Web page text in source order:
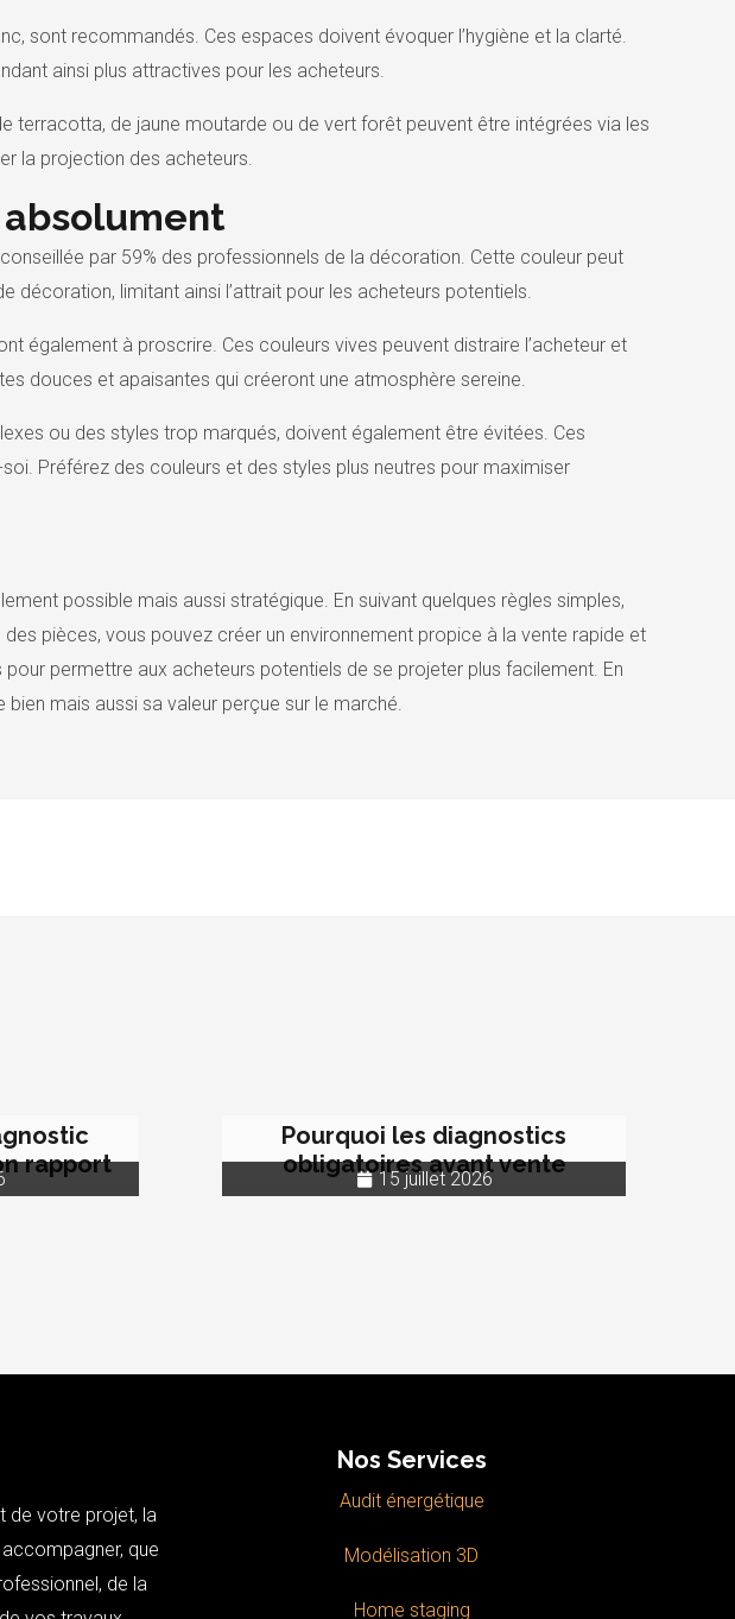
sont recommandés. Ces espaces doivent évoquer l’hygiène et la clarté.
ainsi plus attractives pour les acheteurs.
terracotta, de jaune moutarde ou de vert forêt peuvent être intégrées via les
la projection des acheteurs.
par 59% des professionnels de la décoration. Cette couleur peut
limitant ainsi l’attrait pour les acheteurs potentiels.
également à proscrire. Ces couleurs vives peuvent distraire l’acheteur et
douces et apaisantes qui créeront une atmosphère sereine.
ou des styles trop marqués, doivent également être évitées. Ces
Préférez des couleurs et des styles plus neutres pour maximiser
possible mais aussi stratégique. En suivant quelques règles simples,
pièces, vous pouvez créer un environnement propice à la vente rapide et
permettre aux acheteurs potentiels de se projeter plus facilement. En
mais aussi sa valeur perçue sur le marché.
rapport
Pourquoi les diagnostics
obligatoires avant vente
15 juillet 2026
de votre projet, la
que
de la
Nos Services
Audit énergétique
Modélisation 3D
Home staging